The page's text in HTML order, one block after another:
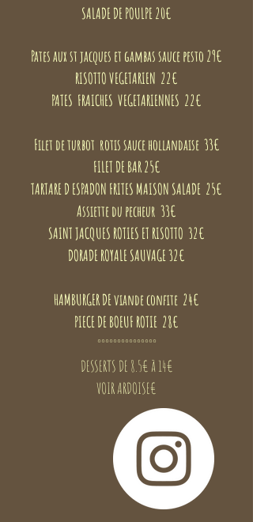
SALADE DE POULPE 20€
Pates aux st jacques et gambas sauce pesto 29€
RISOTTO VEGETARIEN 22€
PATES FRAICHES VEGETARIENNES 22€
Filet de turbot rotis sauce hollandaise 33€
FILET DE BAR 25€
TARTARE D ESPADON FRITES MAISON SALADE 25€
Assiette du pecheur 33€
SAINT JACQUES ROTIES ET RISOTTO 32€
DORADE ROYALE SAUVAGE 32€
HAMBURGER DE viande confite 24€
PIECE DE BOEUF ROTIE 28€
°°°°°°°°°°°°°°°
DESSERTS DE 8.5€ à 14€
VOIR ARDOISE€